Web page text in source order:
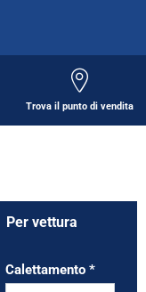
Trova il punto di vendita
Per vettura
Calettamento*